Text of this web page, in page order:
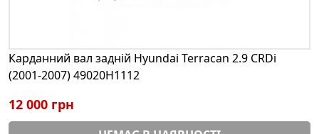
Карданний вал задній Hyundai Terracan 2.9 CRDi
(2001-2007) 49020H1112
12 000 грн